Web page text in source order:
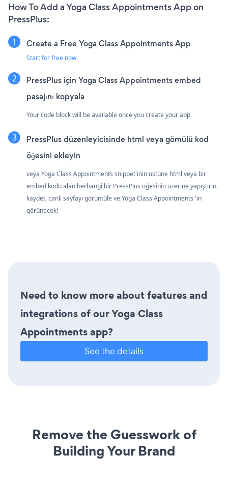
How To Add a Yoga Class Appointments App on
PressPlus:
Create a Free Yoga Class Appointments App
Start for free now
PressPlus için Yoga Class Appointments embed
pasajını kopyala
Your code block will be available once you create your app
PressPlus düzenleyicisinde html veya gömülü kod
öğesini ekleyin
veya Yoga Class Appointments snippet'inin üstüne html veya bir
embed kodu alan herhangi bir PressPlus öğesinin üzerine yapıştırın.
kaydet, canlı sayfayı görüntüle ve Yoga Class Appointments 'in
görünecek!
Need to know more about features and
integrations of our Yoga Class
Appointments app?
See the details
Remove the Guesswork of
Building Your Brand